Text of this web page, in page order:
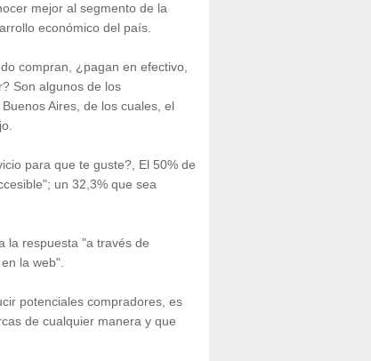
mejor al segmento de la
económico del país.
compran, ¿pagan en efectivo,
Son algunos de los
Aires, de los cuales, el
para que te guste?, El 50% de
un 32,3% que sea
la respuesta "a través de
la web".
potenciales compradores, es
de cualquier manera y que